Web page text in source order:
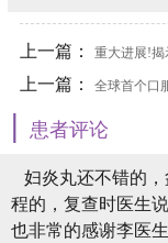
上一篇： 重大进展!揭
体免疫系统的识别和破坏
上一篇： 全球首个口
供应
| 患者评论
妇炎丸还不错的，
程的，复查时医生
也非常的感谢李医